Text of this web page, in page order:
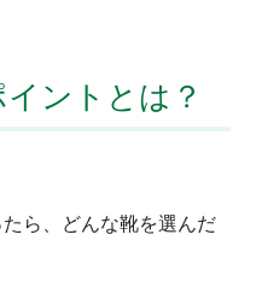
ントとは？
ら、どんな靴を選んだ